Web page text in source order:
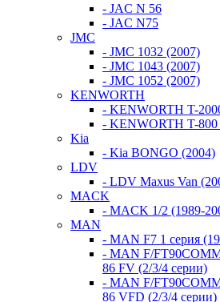
- JAC N 56
- JAC N75
JMC
- JMC 1032 (2007)
- JMC 1043 (2007)
- JMC 1052 (2007)
KENWORTH
- KENWORTH T-
- KENWORTH T-800
Kia
- Kia BONGO (2004)
LDV
- LDV Maxus Van
MACK
- MACK 1/2 (1989-
MAN
- MAN F7 1 серия
- MAN F/
86 FV (2/3/4 серии)
- MAN F/
86 VFD (2/3/4 серии)